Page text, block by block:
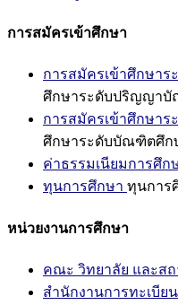
การสมัครเข้าศึกษา
การสมัครเข้าศึกษา
ศึกษาระดับปริญญา
การสมัครเข้าศึกษา
ศึกษาระดับบัณฑิตศึก
ค่าธรรมเนียมการศึก
ทุนการศึกษา ทุนการ
หน่วยงานการศึกษา
คณะ วิทยาลัย และส
สำนักงานการทะเบียน